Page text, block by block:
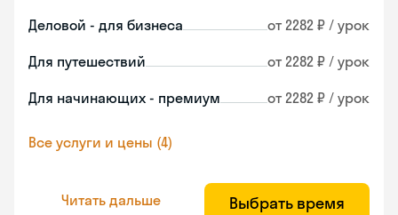
Деловой - для бизнеса от 2282 ₽ / урок
Для путешествий от 2282 ₽ / урок
Для начинающих - премиум от 2282 ₽ / урок
Все услуги и цены (4)
Читать дальше Выбрать время